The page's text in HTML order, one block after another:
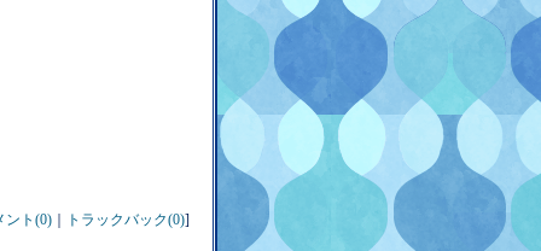
ント(0) トラックバック(0)]